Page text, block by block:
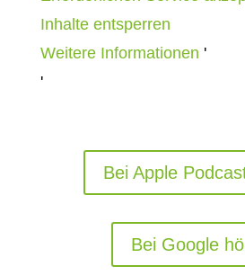
Inhalte entsperren
Weitere Informationen '
'
Bei Apple
Bei Google